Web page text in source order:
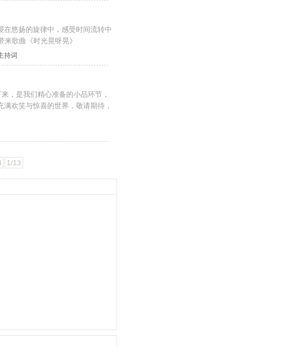
悠扬的旋律中，感受时间流转中
歌曲《时光晃呀晃》
持词
，是我们精心准备的小品环节，
欢笑与惊喜的世界，敬请期待，
1/13